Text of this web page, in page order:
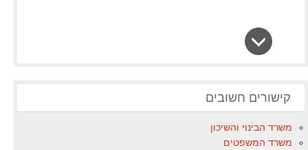
קישורים חשובים
משרד הבינוי והשיכון
משרד המשפטים